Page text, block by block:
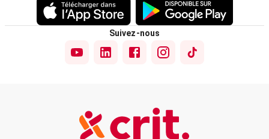
Suivez-nous